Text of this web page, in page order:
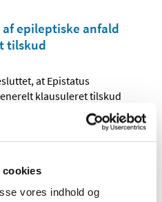
cookies
vores indhold og
epileptiske anfald
tilskud
at Epistatus
klausuleret tilskud
til Fagligt
forgæves, når man vil hente